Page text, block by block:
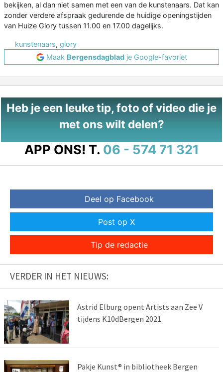
bekijken, al dan niet samen met een van de kunstenaars. Dat kan
zonder verdere afspraak gedurende de huidige openingstijden
van Huize Glory tussen 11.00 en 17.00 dagelijks.
kunstenaars, glory
Maak Bergensdagbladje Google-favoriet
Heb je een leuke tip, foto of video die je
met ons wilt delen?
APP ONS! T. 06 - 574 71 321
Deel op Facebook
Post op X
Tip de redactie
VERDER IN HET NIEUWS:
Astrid Elburg opent Artists aan Zee V
tijdens K10dBergen 2021
Pakje Kunst® in bibliotheek Bergen